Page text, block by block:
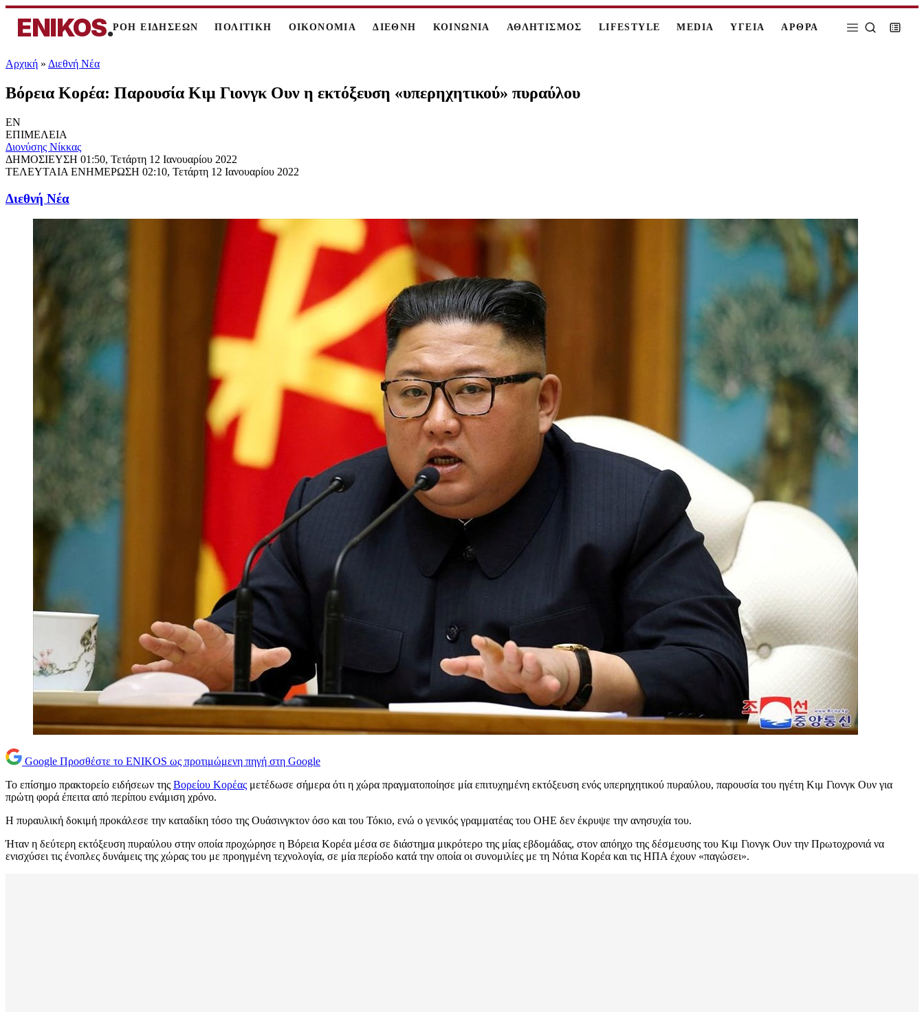
ENIKOS.ΡΟΗ ΕΙΔΗΣΕΩΝ ΠΟΛΙΤΙΚΗ ΟΙΚΟΝΟΜΙΑ ΔΙΕΘΝΗ ΚΟΙΝΩΝΙΑ ΑΘΛΗΤΙΣΜΟΣ LIFESTYLE MEDIA ΥΓΕΙΑ ΑΡΘΡΑ
Αρχική » Διεθνή Νέα
Βόρεια Κορέα: Παρουσία Κιμ Γιονγκ Ουν η εκτόξευση «υπερηχητικού» πυραύλου
EN
ΕΠΙΜΕΛΕΙΑ
Διονύσης Νίκκας
ΔΗΜΟΣΙΕΥΣΗ 01:50, Τετάρτη 12 Ιανουαρίου 2022
ΤΕΛΕΥΤΑΙΑ ΕΝΗΜΕΡΩΣΗ 02:10, Τετάρτη 12 Ιανουαρίου 2022
Διεθνή Νέα
Google Προσθέστε το ENIKOS ως προτιμώμενη πηγή στη Google
Το επίσημο πρακτορείο ειδήσεων της Βορείου Κορέας μετέδωσε σήμερα ότι η χώρα πραγματοποίησε μία επιτυχημένη εκτόξευση ενός υπερηχητικού πυραύλου, παρουσία του ηγέτη Κιμ Γιονγκ Ουν για
πρώτη φορά έπειτα από περίπου ενάμιση χρόνο.
Η πυραυλική δοκιμή προκάλεσε την καταδίκη τόσο της Ουάσινγκτον όσο και του Τόκιο, ενώ ο γενικός γραμματέας του ΟΗΕ δεν έκρυψε την ανησυχία του.
Ήταν η δεύτερη εκτόξευση πυραύλου στην οποία προχώρησε η Βόρεια Κορέα μέσα σε διάστημα μικρότερο της μίας εβδομάδας, στον απόηχο της δέσμευσης του Κιμ Γιονγκ Ουν την Πρωτοχρονιά να
ενισχύσει τις ένοπλες δυνάμεις της χώρας του με προηγμένη τεχνολογία, σε μία περίοδο κατά την οποία οι συνομιλίες με τη Νότια Κορέα και τις ΗΠΑ έχουν «παγώσει».